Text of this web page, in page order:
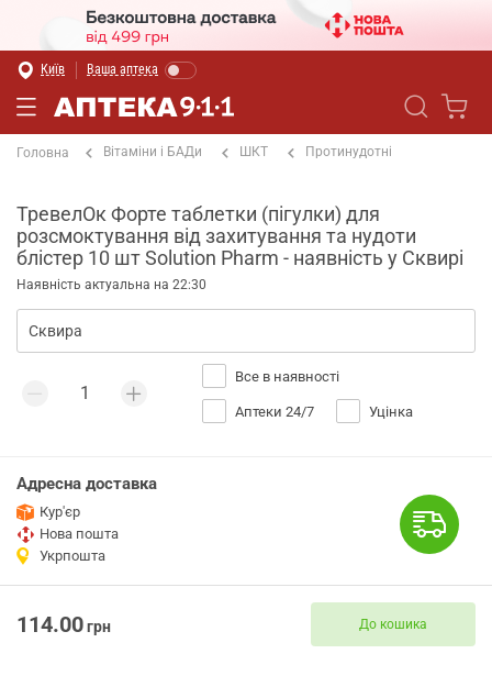
Київ Ваша аптека
Головна Вітаміни і БАДи ШКТ Протинудотні
ТревелОк Форте таблетки (пігулки) для
розсмоктування від захитування та нудоти
блістер 10 шт Solution Pharm - наявність у Сквирі
Наявність актуальна на 22:30
Все в наявності
Аптеки 24/7 Уцінка
Адресна доставка
Кур'єр
Нова пошта
Укрпошта
114.00грн До кошика